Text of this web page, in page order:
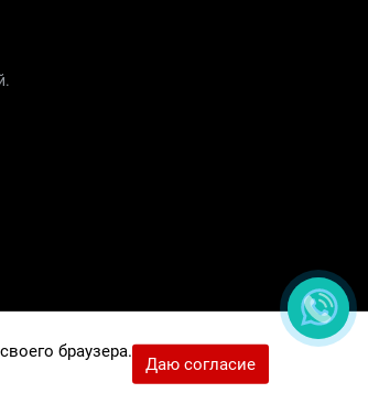
браузера.
Даю согласие